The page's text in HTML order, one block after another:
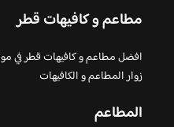
مطاعم و كافيهات قطر
افضل مطاعم و كافيهات قطر في
زوار المطاعم و الكافيهات
المطاعم